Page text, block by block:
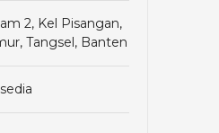
2, Kel Pisangan,
Tangsel, Banten